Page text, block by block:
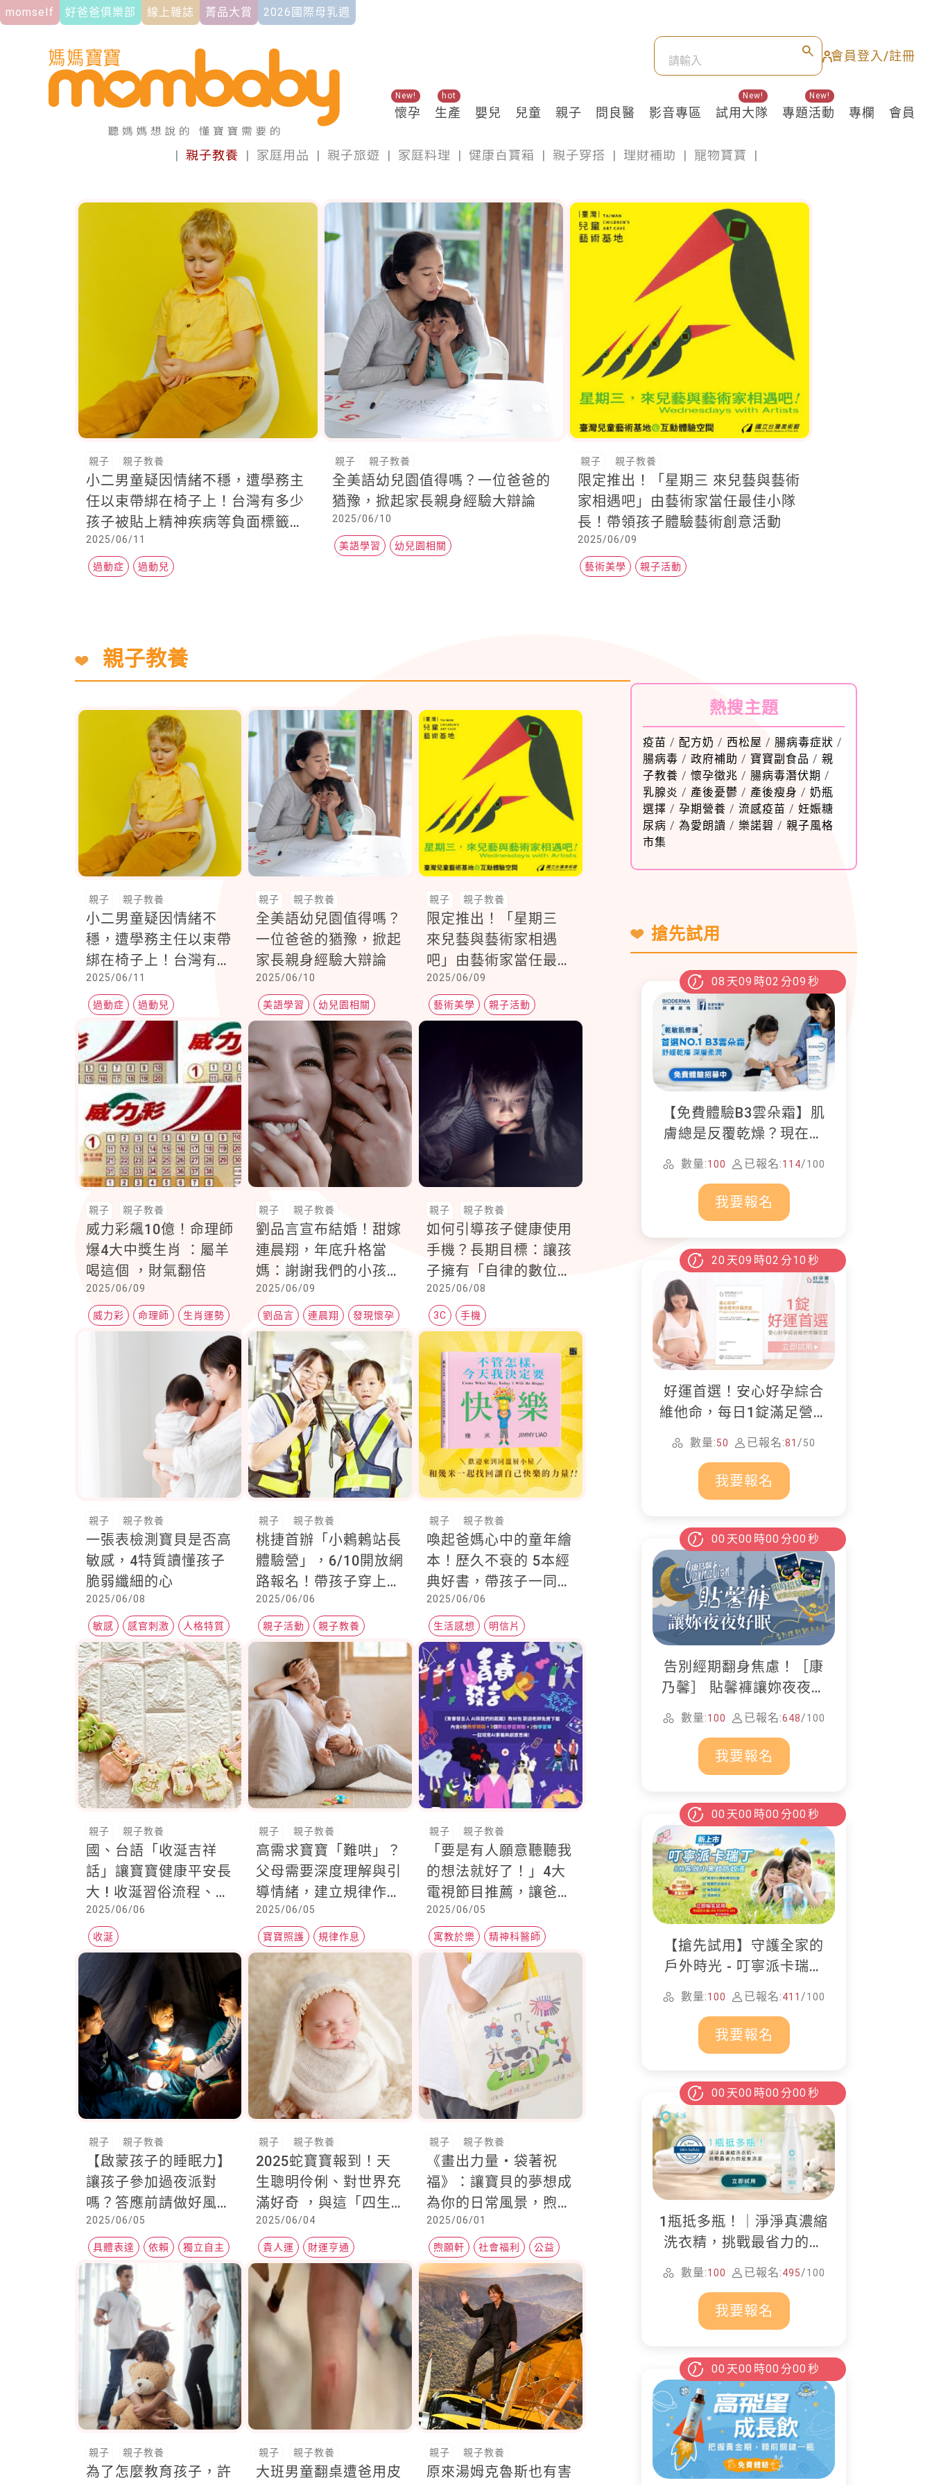
momself 好爸爸俱樂部 線上雜誌 菁品大賞 2026國際母乳週
會員登入/註冊
懷孕
New!
生產
hot
嬰兒 兒童 親子 問良醫 影音專區 試用大隊
New!
專題活動
New!
專欄 會員
親子
| 親子教養 | 家庭用品 | 親子旅遊 | 家庭料理 | 健康百寶箱 | 親子穿搭 | 理財補助 | 寵物寶寶 |
親子 親子教養
小二男童疑因情緒不穩，遭學務主
任以束帶綁在椅子上！台灣有多少
孩子被貼上精神疾病等負面標籤，
而延誤就醫！？
2025/06/11
過動症 過動兒
親子 親子教養
全美語幼兒園值得嗎？一位爸爸的
猶豫，掀起家長親身經驗大辯論
2025/06/10
美語學習 幼兒園相關
親子 親子教養
限定推出！「星期三 來兒藝與藝術
家相遇吧」由藝術家當任最佳小隊
長！帶領孩子體驗藝術創意活動
2025/06/09
藝術美學 親子活動
親子教養
親子 親子教養
小二男童疑因情緒不
穩，遭學務主任以束帶
綁在椅子上！台灣有多
少孩子被貼上精神疾病
等負面標籤，而延誤就
醫！？
2025/06/11
過動症 過動兒
親子 親子教養
全美語幼兒園值得嗎？
一位爸爸的猶豫，掀起
家長親身經驗大辯論
2025/06/10
美語學習 幼兒園相關
親子 親子教養
限定推出！「星期三
來兒藝與藝術家相遇
吧」由藝術家當任最佳
小隊長！帶領孩子體驗
藝術創意活動
2025/06/09
藝術美學 親子活動
親子 親子教養
威力彩飆10億！命理師
爆4大中獎生肖 ：屬羊
喝這個 ，財氣翻倍
2025/06/09
威力彩 命理師 生肖運勢
親子 親子教養
劉品言宣布結婚！甜嫁
連晨翔，年底升格當
媽：謝謝我們的小孩，
謝謝世界贈與我的平凡
與不平凡，請用心祝福
我們
2025/06/09
劉品言 連晨翔 發現懷孕
親子 親子教養
如何引導孩子健康使用
手機？長期目標：讓孩
子擁有「自律的數位大
腦」
2025/06/08
3C 手機
親子 親子教養
一張表檢測寶貝是否高
敏感，4特質讀懂孩子
脆弱纖細的心
2025/06/08
敏感 感官刺激 人格特質
親子 親子教養
桃捷首辦「小鶇鶇站長
體驗營」，6/10開放網
路報名！帶孩子穿上制
服，體驗站務操作、巡
檢、旅客服務等任務，
學習安全與搭乘禮儀
2025/06/06
親子活動 親子教養
親子 親子教養
喚起爸媽心中的童年繪
本！歷久不衰的 5本經
典好書，帶孩子一同回
味幾米精采之作
2025/06/06
生活感想 明信片
繪本創作
親子 親子教養
國、台語「收涎吉祥
話」讓寶寶健康平安長
大 ! 收涎習俗流程、禁
忌、餅乾推薦懶人包一
次看
2025/06/06
收涎
親子 親子教養
高需求寶寶「難哄」？
父母需要深度理解與引
導情緒，建立規律作息
以滿足安全感
2025/06/05
寶寶照護 規律作息
安全感
親子 親子教養
「要是有人願意聽聽我
的想法就好了！」4大
電視節目推薦，讓爸媽
從一起觀看節目，重新
開啟與孩子的對話
2025/06/05
寓教於樂 精神科醫師
兒童節目
親子 親子教養
【啟蒙孩子的睡眠力】
讓孩子參加過夜派對
嗎？答應前請做好風險
評估
2025/06/05
具體表達 依賴 獨立自主
親子 親子教養
2025蛇寶寶報到！天
生聰明伶俐、對世界充
滿好奇 ，與這「四生
肖」父母最合拍，最旺
這「四生肖」爸媽，屬
雞的爸媽是孩子一生貴
人
2025/06/04
貴人運 財運亨通
2025蛇寶寶
親子 親子教養
《畫出力量・袋著祝
福》：讓寶貝的夢想成
為你的日常風景，煦願
軒X育成社福基金會推
出「煦願童畫袋」
2025/06/01
煦願軒 社會福利 公益
親子 親子教養
為了怎麼教育孩子，許
親子 親子教養
大班男童翻桌遭爸用皮
親子 親子教養
原來湯姆克魯斯也有害
熱搜主題
疫苗 / 配方奶 / 西松屋 / 腸病毒症狀 /
腸病毒 / 政府補助 / 寶寶副食品 / 親
子教養 / 懷孕徵兆 / 腸病毒潛伏期 /
乳腺炎 / 產後憂鬱 / 產後瘦身 / 奶瓶
選擇 / 孕期營養 / 流感疫苗 / 妊娠糖
尿病 / 為愛朗讀 / 樂諾碧 / 親子風格
市集
搶先試用
08 天09 時02 分07 秒
【免費體驗B3雲朵霜】肌
膚總是反覆乾燥？現在就
加入貝膚黛瑪修護體驗計
畫！
數量:100 已報名:114/100
我要報名
20 天09 時02 分08 秒
好運首選！安心好孕綜合
維他命，每日1錠滿足營養
所需
數量:50 已報名:81 /50
我要報名
00 天00 時00 分00 秒
告別經期翻身焦慮！［康
乃馨］ 貼馨褲讓妳夜夜好
數量:100 已報名:648/100
我要報名
00 天00 時00 分00 秒
【搶先試用】守護全家的
戶外時光 - 叮寧派卡瑞丁
防蚊液
數量:100 已報名:411 /100
我要報名
00 天00 時00 分00 秒
1瓶抵多瓶！｜淨淨真濃縮
洗衣精，挑戰最省力的居
家清潔
數量:100 已報名:495/100
我要報名
00 天00 時00 分00 秒